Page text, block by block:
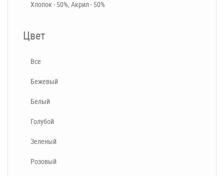
Хлопок - 50%, Акрил - 50%
Цвет
Все
Бежевый
Белый
Голубой
Зеленый
Розовый